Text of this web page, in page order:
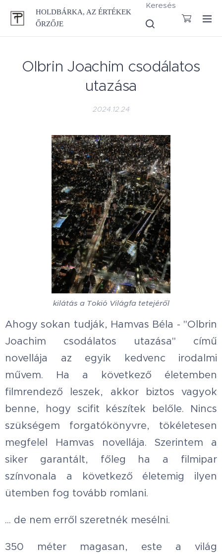
HOLDBÁRKA, AZ ÉRTÉKEK
ŐRZŐJE
Keresés
Olbrin Joachim csodálatos
utazása
2024.12.24
kilátás a Tokió Világfa tetejéről
Ahogy sokan tudják, Hamvas Béla - "Olbrin
Joachim csodálatos utazása" című
novellája az egyik kedvenc irodalmi
művem. Ha a következő életemben
filmrendező leszek, akkor biztos vagyok
benne, hogy scifit készítek belőle. Nincs
szükségem forgatókönyvre, tökéletesen
megfelel Hamvas novellája. Szerintem a
siker garantált, főleg ha a filmipar
színvonala a következő életemig ilyen
ütemben fog tovább romlani.
... de nem erről szeretnék mesélni.
350 méter magasan, este a világ